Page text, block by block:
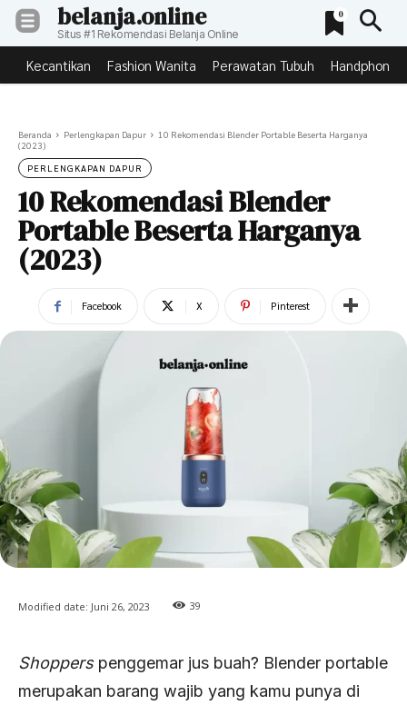
0
belanja.online
Situs #1 Rekomendasi Belanja Online
Kecantikan Fashion Wanita Perawatan Tubuh Handphone
Beranda Perlengkapan Dapur
10 Rekomendasi Blender Portable Beserta Harganya
(2023)
PERLENGKAPAN DAPUR
10 Rekomendasi Blender
Portable Beserta Harganya
(2023)
Facebook X Pinterest
Modified date: Juni 26, 2023 39
Shopperspenggemar jus buah? Blender portable
merupakan barang wajib yang kamu punya di